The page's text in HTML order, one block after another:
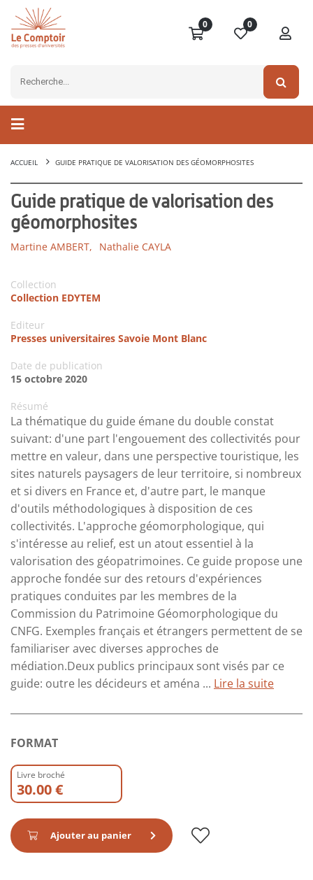
0 0
ACCUEIL GUIDE PRATIQUE DE VALORISATION DES GÉOMORPHOSITES
Guide pratique de valorisation des
géomorphosites
Martine AMBERT, Nathalie CAYLA
Collection
Collection EDYTEM
Editeur
Presses universitaires Savoie Mont Blanc
Date de publication
15 octobre 2020
Résumé
La thématique du guide émane du double constat
suivant: d'une part l'engouement des collectivités pour
mettre en valeur, dans une perspective touristique, les
sites naturels paysagers de leur territoire, si nombreux
et si divers en France et, d'autre part, le manque
d'outils méthodologiques à disposition de ces
collectivités. L'approche géomorphologique, qui
s'intéresse au relief, est un atout essentiel à la
valorisation des géopatrimoines. Ce guide propose une
approche fondée sur des retours d'expériences
pratiques conduites par les membres de la
Commission du Patrimoine Géomorphologique du
CNFG. Exemples français et étrangers permettent de se
familiariser avec diverses approches de
médiation.Deux publics principaux sont visés par ce
guide: outre les décideurs et aména ... Lire la suite
FORMAT
Livre broché
30.00 €
Ajouter au panier